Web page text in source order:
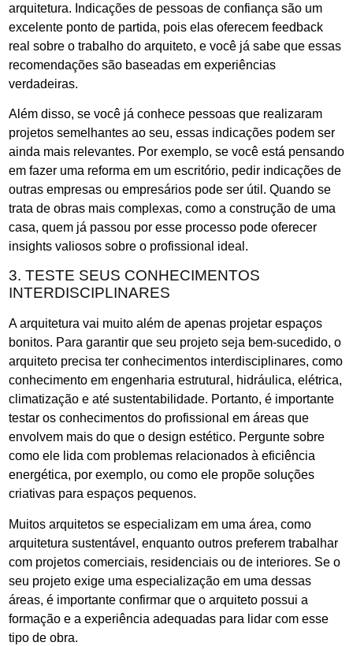
arquitetura. Indicações de pessoas de confiança são um
excelente ponto de partida, pois elas oferecem feedback
real sobre o trabalho do arquiteto, e você já sabe que essas
recomendações são baseadas em experiências
verdadeiras.
Além disso, se você já conhece pessoas que realizaram
projetos semelhantes ao seu, essas indicações podem ser
ainda mais relevantes. Por exemplo, se você está pensando
em fazer uma reforma em um escritório, pedir indicações de
outras empresas ou empresários pode ser útil. Quando se
trata de obras mais complexas, como a construção de uma
casa, quem já passou por esse processo pode oferecer
insights valiosos sobre o profissional ideal.
3. TESTE SEUS CONHECIMENTOS
INTERDISCIPLINARES
A arquitetura vai muito além de apenas projetar espaços
bonitos. Para garantir que seu projeto seja bem-sucedido, o
arquiteto precisa ter conhecimentos interdisciplinares, como
conhecimento em engenharia estrutural, hidráulica, elétrica,
climatização e até sustentabilidade. Portanto, é importante
testar os conhecimentos do profissional em áreas que
envolvem mais do que o design estético. Pergunte sobre
como ele lida com problemas relacionados à eficiência
energética, por exemplo, ou como ele propõe soluções
criativas para espaços pequenos.
Muitos arquitetos se especializam em uma área, como
arquitetura sustentável, enquanto outros preferem trabalhar
com projetos comerciais, residenciais ou de interiores. Se o
seu projeto exige uma especialização em uma dessas
áreas, é importante confirmar que o arquiteto possui a
formação e a experiência adequadas para lidar com esse
tipo de obra.